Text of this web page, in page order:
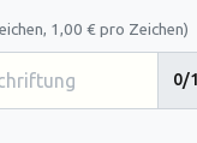
1,00 € pro Zeichen)
0/